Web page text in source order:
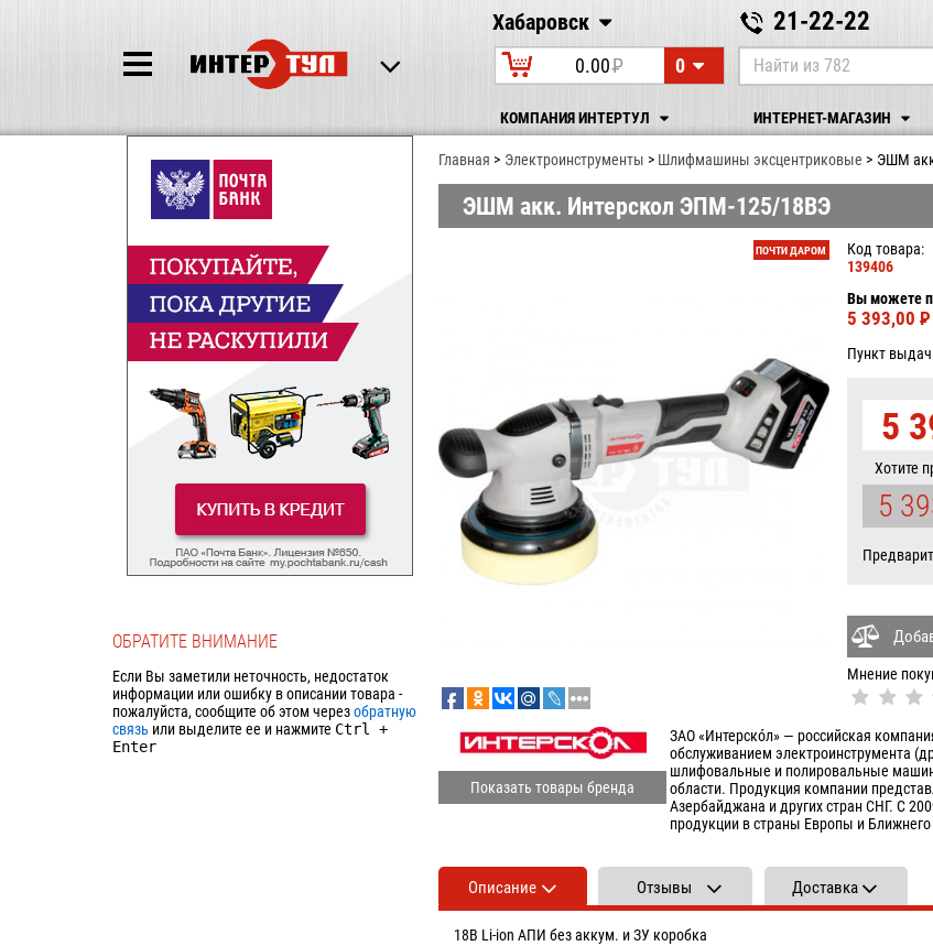
Хабаровск
Хабаровск
21-22-22
0.00P
0
КОМПАНИЯ ИНТЕРТУЛ ИНТЕРНЕТ-МАГАЗИН
Главная Электрoинcтрумeнты Шлифмашины эксцентриковые ЭШМ
ЭШМ акк. Интерскол ЭПМ-125/18ВЭ
ПОЧТИ ДАРОМ
Код товара:
139406
Вы можете
5 393,00P
Пункт
5
Хотите
5
Мнение
Показать товары бренда
ЗАО «Интерскóл» — российская
обслуживанием электроинструмента
шлифовальные и полировальные
области. Продукция компании
Азербайджана и других стран СНГ. С
продукции в страны Европы и Ближнего
Описание
18В Li-ion АПИ без аккум. и ЗУ коробка
Отзывы Доставка
ОБРАТИТЕ ВНИМАНИЕ
Если Вы заметили неточность, недостаток
информации или ошибку в описании товара -
пожалуйста, сообщите об этом черезобратную
связь или выделите ее и нажмите Ctrl
+
Enter